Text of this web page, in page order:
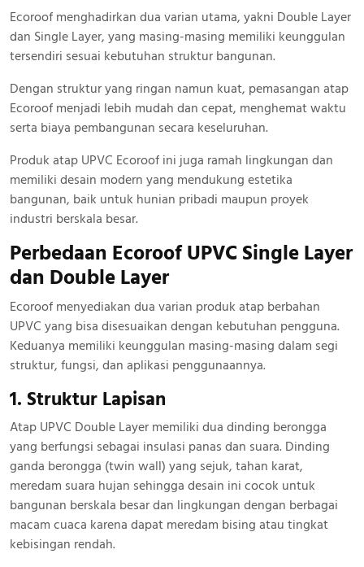
Ecoroof menghadirkan dua varian utama, yakni Double Layer
dan Single Layer, yang masing-masing memiliki keunggulan
tersendiri sesuai kebutuhan struktur bangunan.
Dengan struktur yang ringan namun kuat, pemasangan atap
Ecoroof menjadi lebih mudah dan cepat, menghemat waktu
serta biaya pembangunan secara keseluruhan.
Produk atap UPVC Ecoroof ini juga ramah lingkungan dan
memiliki desain modern yang mendukung estetika
bangunan, baik untuk hunian pribadi maupun proyek
industri berskala besar.
Perbedaan Ecoroof UPVC Single Layer
dan Double Layer
Ecoroof menyediakan dua varian produk atap berbahan
UPVC yang bisa disesuaikan dengan kebutuhan pengguna.
Keduanya memiliki keunggulan masing-masing dalam segi
struktur, fungsi, dan aplikasi penggunaannya.
1. Struktur Lapisan
Atap UPVC Double Layer memiliki dua dinding berongga
yang berfungsi sebagai insulasi panas dan suara. Dinding
ganda berongga (twin wall) yang sejuk, tahan karat,
meredam suara hujan sehingga desain ini cocok untuk
bangunan berskala besar dan lingkungan dengan berbagai
macam cuaca karena dapat meredam bising atau tingkat
kebisingan rendah.